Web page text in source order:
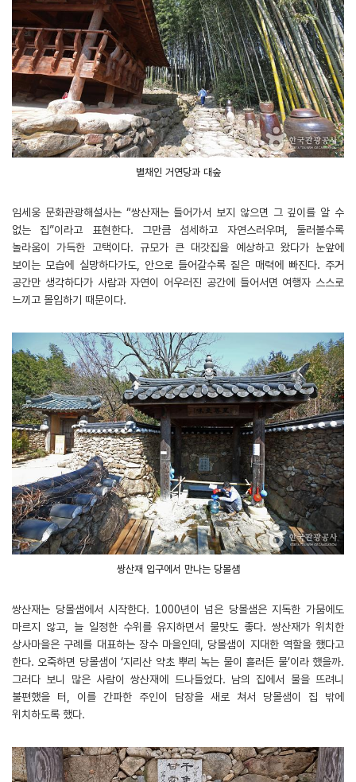
별채인 거연당과 대숲
임세웅 문화관광해설사는 “쌍산재는 들어가서 보지 않으면 그 깊이를 알 수
없는 집”이라고 표현한다. 그만큼 섬세하고 자연스러우며, 둘러볼수록
놀라움이 가득한 고택이다. 규모가 큰 대갓집을 예상하고 왔다가 눈앞에
보이는 모습에 실망하다가도, 안으로 들어갈수록 짙은 매력에 빠진다. 주거
공간만 생각하다가 사람과 자연이 어우러진 공간에 들어서면 여행자 스스로
느끼고 몰입하기 때문이다.
쌍산재 입구에서 만나는 당몰샘
쌍산재는 당몰샘에서 시작한다. 1000년이 넘은 당몰샘은 지독한 가뭄에도
마르지 않고, 늘 일정한 수위를 유지하면서 물맛도 좋다. 쌍산재가 위치한
상사마을은 구례를 대표하는 장수 마을인데, 당몰샘이 지대한 역할을 했다고
한다. 오죽하면 당몰샘이 ‘지리산 약초 뿌리 녹는 물이 흘러든 물’이라 했을까.
그러다 보니 많은 사람이 쌍산재에 드나들었다. 남의 집에서 물을 뜨려니
불편했을 터, 이를 간파한 주인이 담장을 새로 쳐서 당몰샘이 집 밖에
위치하도록 했다.